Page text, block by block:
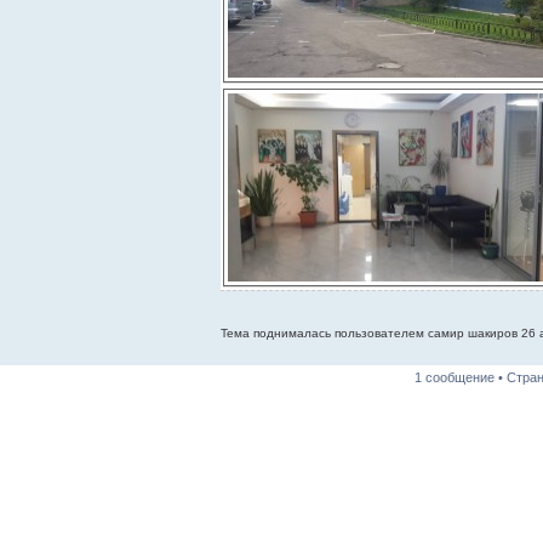
Тема поднималась пользователем самир шакиров 26
1 сообщение •